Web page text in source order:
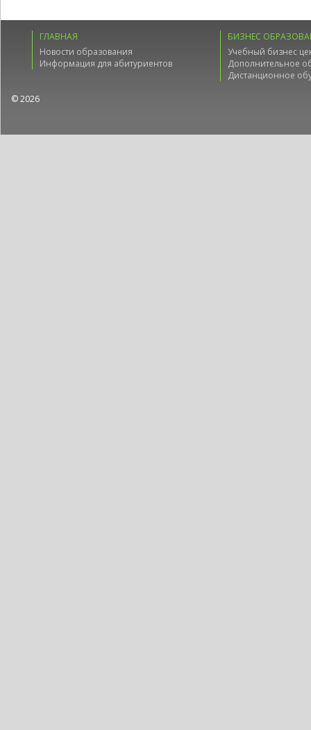
ГЛАВНАЯ
Новости образования
Информация для абитуриентов
БИЗНЕС
Учебный бизнес
Дополнительное
Дистанционное
© 2026